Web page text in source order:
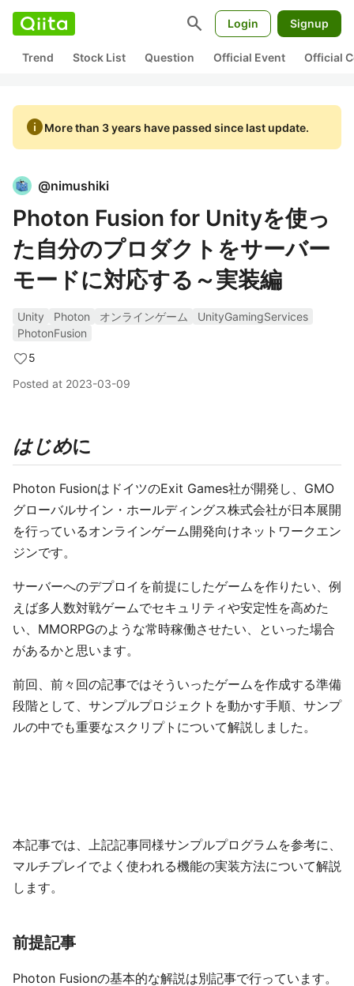
search Login Signup
Trend Stock List Question Official Event Official
infoMore than 3 years have passed since last update.
@nimushiki
Photon Fusion for Unityを使っ
た自分のプロダクトをサーバー
モードに対応する～実装編
Unity Photon オンラインゲーム
UnityGamingServices
PhotonFusion
5
Posted at 2023-03-09
はじめに
Photon FusionはドイツのExit Games社が開発し、GMO
グローバルサイン・ホールディングス株式会社が日本展開
を行っているオンラインゲーム開発向けネットワークエン
ジンです。
サーバーへのデプロイを前提にしたゲームを作りたい、例
えば多人数対戦ゲームでセキュリティや安定性を高めた
い、MMORPGのような常時稼働させたい、といった場合
があるかと思います。
前回、前々回の記事ではそういったゲームを作成する準備
段階として、サンプルプロジェクトを動かす手順、サンプ
ルの中でも重要なスクリプトについて解説しました。
本記事では、上記記事同様サンプルプログラムを参考に、
マルチプレイでよく使われる機能の実装方法について解説
します。
前提記事
Photon Fusionの基本的な解説は別記事で行っています。